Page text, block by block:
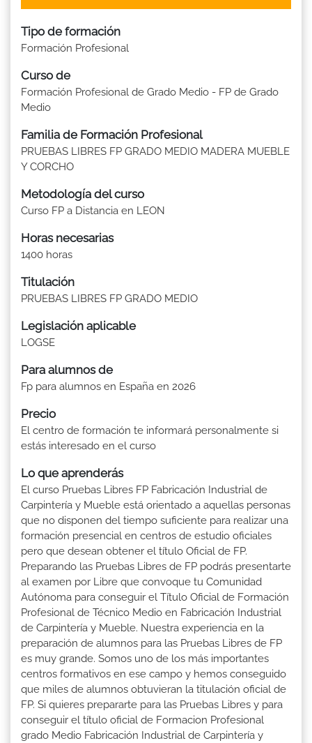
Tipo de formación
Formación Profesional
Curso de
Formación Profesional de Grado Medio - FP de Grado
Medio
Familia de Formación Profesional
PRUEBAS LIBRES FP GRADO MEDIO MADERA MUEBLE
Y CORCHO
Metodología del curso
Curso FP a Distancia en LEON
Horas necesarias
1400 horas
Titulación
PRUEBAS LIBRES FP GRADO MEDIO
Legislación aplicable
LOGSE
Para alumnos de
Fp para alumnos en España en 2026
Precio
El centro de formación te informará personalmente si
estás interesado en el curso
Lo que aprenderás
El curso Pruebas Libres FP Fabricación Industrial de
Carpintería y Mueble está orientado a aquellas personas
que no disponen del tiempo suficiente para realizar una
formación presencial en centros de estudio oficiales
pero que desean obtener el título Oficial de FP.
Preparando las Pruebas Libres de FP podrás presentarte
al examen por Libre que convoque tu Comunidad
Autónoma para conseguir el Título Oficial de Formación
Profesional de Técnico Medio en Fabricación Industrial
de Carpintería y Mueble. Nuestra experiencia en la
preparación de alumnos para las Pruebas Libres de FP
es muy grande. Somos uno de los más importantes
centros formativos en ese campo y hemos conseguido
que miles de alumnos obtuvieran la titulación oficial de
FP. Si quieres prepararte para las Pruebas Libres y para
conseguir el título oficial de Formacion Profesional
grado Medio Fabricación Industrial de Carpintería y